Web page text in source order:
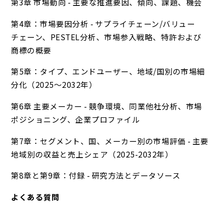
第4章：市場要因分析 - サプライチェーン/バリュー
チェーン、PESTEL分析、市場参入戦略、特許および
商標の概要
第5章：タイプ、エンドユーザー、地域/国別の市場細
分化（2025～2032年）
第6章 主要メーカー - 競争環境、同業他社分析、市場
ポジショニング、企業プロファイル
第7章：セグメント、国、メーカー別の市場評価 - 主要
地域別の収益と売上シェア（2025-2032年）
第8章と第9章：付録 - 研究方法とデータソース
よくある質問